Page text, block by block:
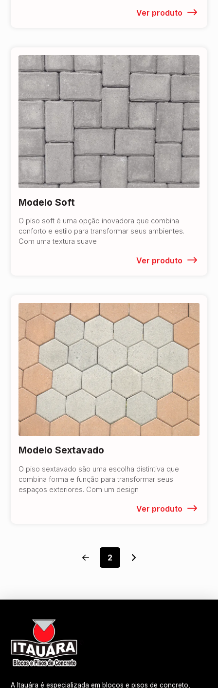
Ver produto
Modelo Soft
O piso soft é uma opção inovadora que combina
conforto e estilo para transformar seus ambientes.
Com uma textura suave
Ver produto
Modelo Sextavado
O piso sextavado são uma escolha distintiva que
combina forma e função para transformar seus
espaços exteriores. Com um design
Ver produto
Prev 2 Next
A Itauára é especializada em blocos e pisos de concreto,